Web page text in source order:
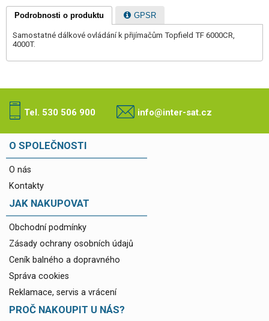
Podrobnosti o produktu GPSR
Samostatné dálkové ovládání k přijímačům Topfield TF 6000CR,
4000T.
Tel. 530 506 900 info@inter-sat.cz
O SPOLEČNOSTI
O nás
Kontakty
JAK NAKUPOVAT
Obchodní podmínky
Zásady ochrany osobních údajů
Ceník balného a dopravného
Správa cookies
Reklamace, servis a vrácení
PROČ NAKOUPIT U NÁS?